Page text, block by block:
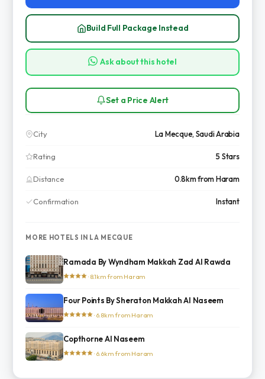
Build Full Package Instead
Ask about this hotel
Set a Price Alert
City La Mecque, Saudi Arabia
Rating 5 Stars
Distance 0.8km from Haram
Confirmation Instant
MORE HOTELS IN LA MECQUE
Ramada By Wyndham Makkah Zad Al Rawda
· 8.1km from Haram
Four Points By Sheraton Makkah Al Naseem
· 6.8km from Haram
Copthorne Al Naseem
· 6.6km from Haram